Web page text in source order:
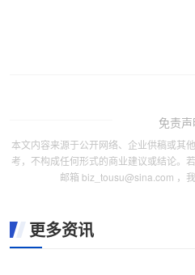
免责声
本文内容来源于公开网络、企业供稿或其
考，不构成任何形式的商业建议或结论。
邮箱 biz_tousu@sina.com ，
更多资讯